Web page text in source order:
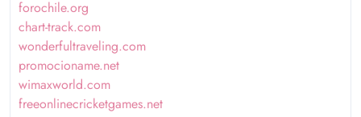
forochile.org
chart-track.com
wonderfultraveling.com
promocioname.net
wimaxworld.com
freeonlinecricketgames.net